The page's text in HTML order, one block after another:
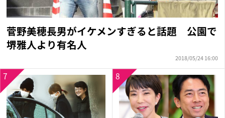
菅野美穂長男がイケメンすぎると話題 公園で
堺雅人より有名人
2018/05/24 16:00
7 8